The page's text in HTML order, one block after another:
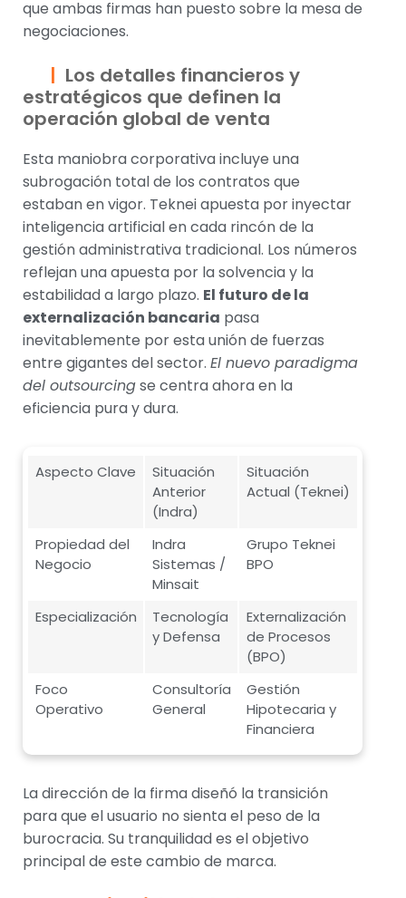
que ambas firmas han puesto sobre la mesa de
negociaciones.
Los detalles financieros y
estratégicos que definen la
operación global de venta
Esta maniobra corporativa incluye una
subrogación total de los contratos que
estaban en vigor. Teknei apuesta por inyectar
inteligencia artificial en cada rincón de la
gestión administrativa tradicional. Los números
reflejan una apuesta por la solvencia y la
estabilidad a largo plazo. El futuro de la
externalización bancaria pasa
inevitablemente por esta unión de fuerzas
entre gigantes del sector. El nuevo paradigma
del outsourcingse centra ahora en la
eficiencia pura y dura.
Aspecto Clave
Situación
Anterior
(Indra)
Situación
Actual (Teknei)
Propiedad del
Negocio
Indra
Sistemas /
Minsait
Grupo Teknei
BPO
Especialización
Tecnología
y Defensa
Externalización
de Procesos
(BPO)
Foco
Operativo
Consultoría
General
Gestión
Hipotecaria y
Financiera
La dirección de la firma diseñó la transición
para que el usuario no sienta el peso de la
burocracia. Su tranquilidad es el objetivo
principal de este cambio de marca.